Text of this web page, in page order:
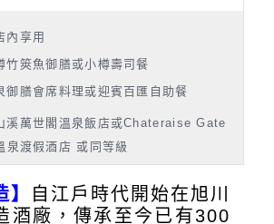
內享用
竹筴魚御膳或小樽壽司餐
御膳會席料理或迎賓百匯自助餐
溪萬世閣溫泉飯店或Chateraise Gate
渡假酒店 或同等級
】
自江戶時代開始在旭川
酒廠，傳承至今已有300